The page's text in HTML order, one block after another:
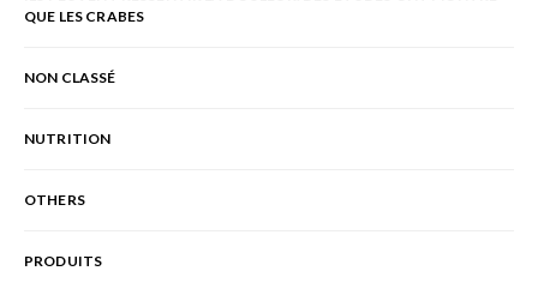
QUE LES CRABES
NON CLASSÉ
NUTRITION
OTHERS
PRODUITS